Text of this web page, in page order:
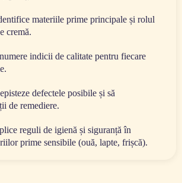
materiile prime principale și rolul
cremă.
indicii de calitate pentru fiecare
defectele posibile și să
de remediere.
reguli de igienă și siguranță în
prime sensibile (ouă, lapte, frișcă).